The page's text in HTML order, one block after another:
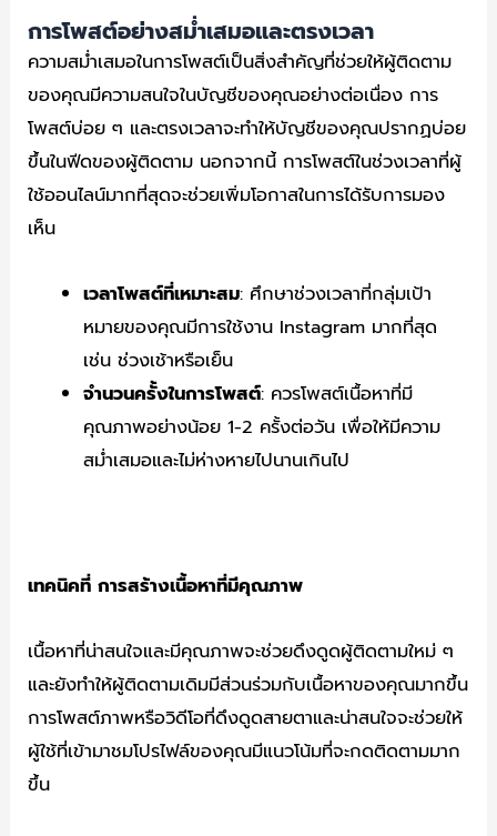
การโพสต์อย่างสม่ำเสมอและตรงเวลา
ความสม่ำเสมอในการโพสต์เป็นสิ่งสำคัญที่ช่วยให้ผู้ติดตาม
ของคุณมีความสนใจในบัญชีของคุณอย่างต่อเนื่อง การ
โพสต์บ่อย ๆ และตรงเวลาจะทำให้บัญชีของคุณปรากฏบ่อย
ขึ้นในฟีดของผู้ติดตาม นอกจากนี้ การโพสต์ในช่วงเวลาที่ผู้
ใช้ออนไลน์มากที่สุดจะช่วยเพิ่มโอกาสในการได้รับการมอง
เห็น
เวลาโพสต์ที่เหมาะสม: ศึกษาช่วงเวลาที่กลุ่มเป้า
หมายของคุณมีการใช้งาน Instagram มากที่สุด
เช่น ช่วงเช้าหรือเย็น
จำนวนครั้งในการโพสต์: ควรโพสต์เนื้อหาที่มี
คุณภาพอย่างน้อย 1-2 ครั้งต่อวัน เพื่อให้มีความ
สม่ำเสมอและไม่ห่างหายไปนานเกินไป
เทคนิคที่ การสร้างเนื้อหาที่มีคุณภาพ
เนื้อหาที่น่าสนใจและมีคุณภาพจะช่วยดึงดูดผู้ติดตามใหม่ ๆ
และยังทำให้ผู้ติดตามเดิมมีส่วนร่วมกับเนื้อหาของคุณมากขึ้น
การโพสต์ภาพหรือวิดีโอที่ดึงดูดสายตาและน่าสนใจจะช่วยให้
ผู้ใช้ที่เข้ามาชมโปรไฟล์ของคุณมีแนวโน้มที่จะกดติดตามมาก
ขึ้น